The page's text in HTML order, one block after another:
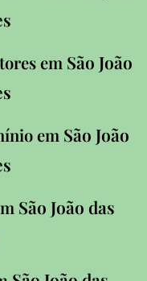
em São João
em São João
São João das